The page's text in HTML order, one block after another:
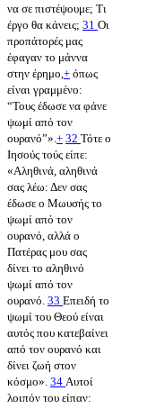
να σε πιστέψουμε; Τι
έργο θα κάνεις; 31 Οι
προπάτορές μας
έφαγαν το μάννα
στην έρημο, + όπως
είναι γραμμένο:
“Τους έδωσε να φάνε
ψωμί από τον
ουρανό”». + 32 Τότε ο
Ιησούς τούς είπε:
«Αληθινά, αληθινά
σας λέω: Δεν σας
έδωσε ο Μωυσής το
ψωμί από τον
ουρανό, αλλά ο
Πατέρας μου σας
δίνει το αληθινό
ψωμί από τον
ουρανό. 33 Επειδή το
ψωμί του Θεού είναι
αυτός που κατεβαίνει
από τον ουρανό και
δίνει ζωή στον
κόσμο». 34 Αυτοί
λοιπόν του είπαν: